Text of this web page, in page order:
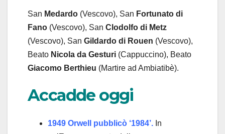
San Medardo (Vescovo), San Fortunato di
Fano (Vescovo), San Clodolfo di Metz
(Vescovo), San Gildardo di Rouen (Vescovo),
Beato Nicola da Gesturi (Cappuccino), Beato
Giacomo Berthieu (Martire ad Ambiatibè).
Accadde oggi
1949 Orwell pubblicò ‘1984’. In